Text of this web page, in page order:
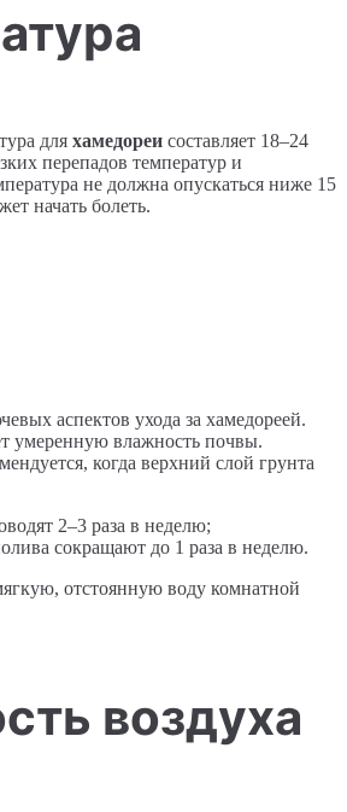
для хамедореи составляет 18–24
перепадов температур и
не должна опускаться ниже 15
начать болеть.
аспектов ухода за хамедореей.
умеренную влажность почвы.
когда верхний слой грунта
2–3 раза в неделю;
сокращают до 1 раза в неделю.
отстоянную воду комнатной
воздуха